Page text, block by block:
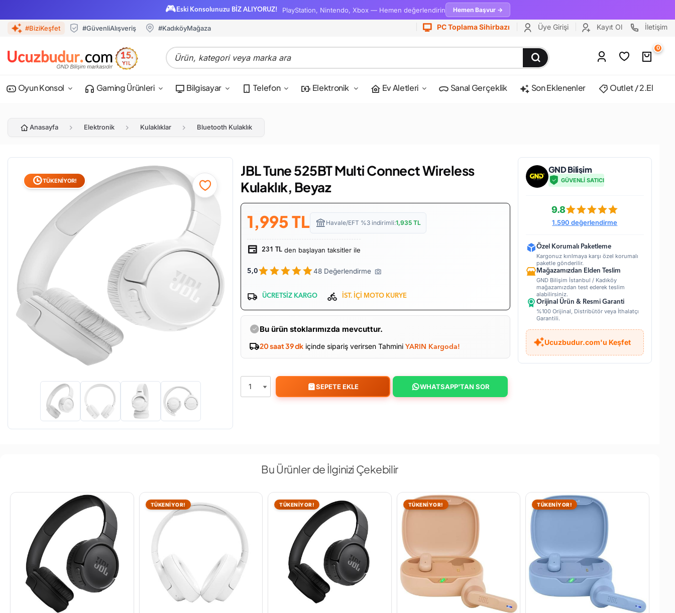
🎮 Eski Konsolunuzu BİZ ALIYORUZ! PlayStation, Nintendo, Xbox — Hemen değerlendirin Hemen Başvur →
#BiziKeşfet #GüvenliAlışveriş #KadıköyMağaza PC Toplama Sihirbazı Üye Girişi Kayıt Ol İletişim
0
Oyun Konsol Gaming Ürünleri Bilgisayar Telefon Elektronik Ev Aletleri Sanal Gerçeklik Son Eklenenler Outlet / 2.El
Anasayfa Elektronik Kulaklıklar Bluetooth Kulaklık
TÜKENİYOR!
JBL Tune 525BT Multi Connect Wireless
Kulaklık, Beyaz
1,995 TL Havale/EFT %3 indirimli:1,935 TL
231 TL den başlayan taksitler ile
5,0 48 Değerlendirme
ÜCRETSİZ KARGO İST. İÇİ MOTO KURYE
Bu ürün stoklarımızda mevcuttur.
20 saat 39 dk içinde sipariş verirsen TahminiYARIN Kargoda!
SEPETE EKLE WHATSAPP'TAN SOR
GND Bilişim
GÜVENLİ SATICI
9.8
1.590 değerlendirme
Özel Korumalı Paketleme
Kargonuz kırılmaya karşı özel korumalı
paketle gönderilir.
Mağazamızdan Elden Teslim
GND Bilişim İstanbul / Kadıköy
mağazamızdan test ederek teslim
alabilirsiniz.
Orijinal Ürün & Resmi Garanti
%100 Orijinal, Distribütör veya İthalatçı
Garantili.
Ucuzbudur.com'u Keşfet
Bu Ürünler de İlginizi Çekebilir
TÜKENİYOR! TÜKENİYOR! TÜKENİYOR! TÜKENİYOR!